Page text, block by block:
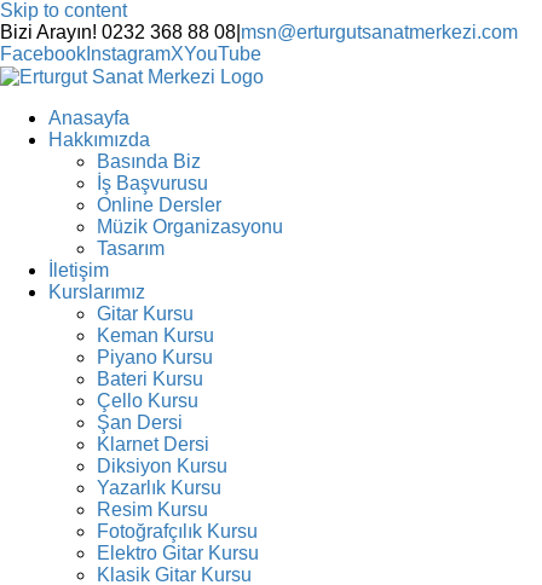
Skip to content
Bizi Arayın! 0232 368 88 08 msn@erturgutsanatmerkezi.com
Facebook InstagramXYouTube
Anasayfa
Hakkımızda
Basında Biz
İş Başvurusu
Online Dersler
Müzik Organizasyonu
Tasarım
İletişim
Kurslarımız
Gitar Kursu
Keman Kursu
Piyano Kursu
Bateri Kursu
Çello Kursu
Şan Dersi
Klarnet Dersi
Diksiyon Kursu
Yazarlık Kursu
Resim Kursu
Fotoğrafçılık Kursu
Elektro Gitar Kursu
Klasik Gitar Kursu